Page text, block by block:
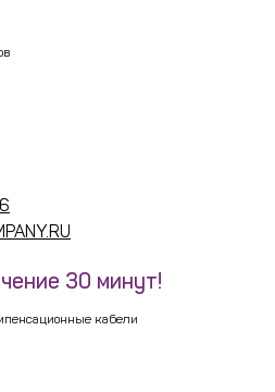
30 минут!
кабели